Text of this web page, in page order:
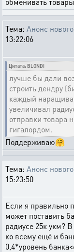
Тема: Анонс
13:22:06
Цитата: BLONDI
лучше бы дали
строить дендру
каждый
увеличивал
отправки товара
гигалордом.
Поддерживаю🤗
Тема: Анонс
15:23:50
Если я правильно
может поставить
радиусе 25к укм?
ко всему ещё и
0,4*уровень